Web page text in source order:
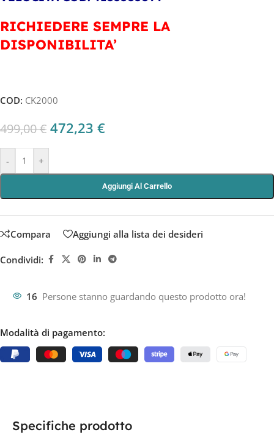
RICHIEDERE SEMPRE LA
DISPONIBILITA’
COD: CK2000
499,00€ 472,23 €
- +
Aggiungi Al Carrello
Compara Aggiungi alla lista dei desideri
Condividi:
16 Persone stanno guardando questo prodotto ora!
Modalità di pagamento:
Specifiche prodotto